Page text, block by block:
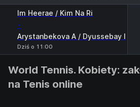
Im Heerae / Kim Na Ri
-
Arystanbekova A / Dyussebay I
Dziś o 11:00
World Tennis. Kobiety:
na Tenis online